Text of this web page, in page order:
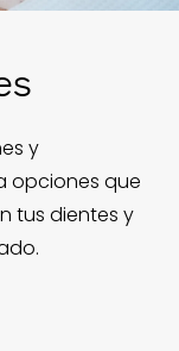
y
opciones que
tus dientes y